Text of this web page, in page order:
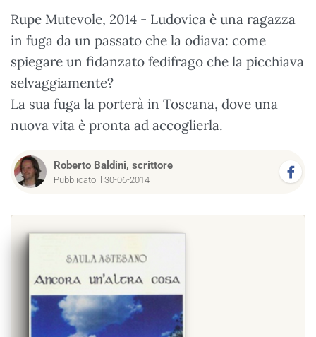
Rupe Mutevole, 2014 - Ludovica è una ragazza
in fuga da un passato che la odiava: come
spiegare un fidanzato fedifrago che la picchiava
selvaggiamente?
La sua fuga la porterà in Toscana, dove una
nuova vita è pronta ad accoglierla.
Roberto Baldini, scrittore
Pubblicato il 30-06-2014